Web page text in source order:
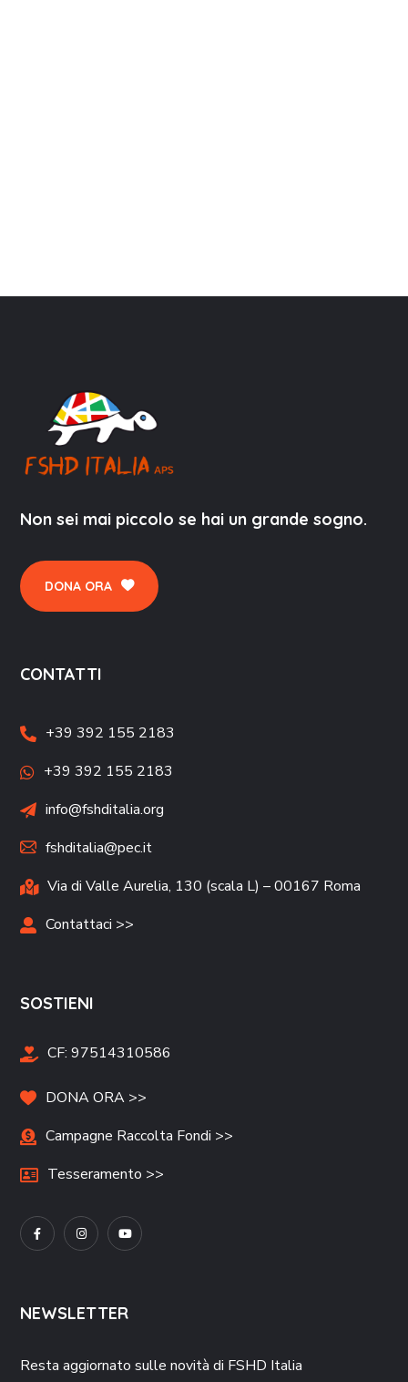
Non sei mai piccolo se hai un grande sogno.
DONA ORA
CONTATTI
+39 392 155 2183
+39 392 155 2183
info@fshditalia.org
fshditalia@pec.it
Via di Valle Aurelia, 130 (scala L) – 00167 Roma
Contattaci >>
SOSTIENI
CF:97514310586
DONA ORA >>
Campagne Raccolta Fondi >>
Tesseramento >>
NEWSLETTER
Resta aggiornato sulle novità di FSHD Italia